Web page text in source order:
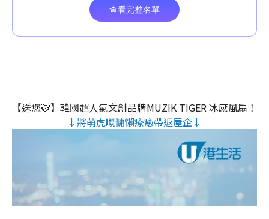
【送您🐯】韓國超人氣文創品牌MUZIK TIGER 冰感風扇！
↓將萌虎嘅慵懶療癒帶返屋企↓